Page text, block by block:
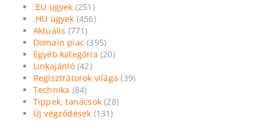
.EU ügyek (251)
.HU ügyek (456)
Aktuális (771)
Domain piac (395)
Egyéb kategória (20)
Linkajánló(42)
Regisztrátorok világa (39)
Technika (84)
Tippek, tanácsok (28)
Új végződések (131)